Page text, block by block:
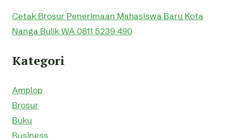
Cetak Brosur Penerimaan Mahasiswa Baru Kota
Nanga Bulik WA 0811 5239 490
Kategori
Amplop
Brosur
Buku
Business